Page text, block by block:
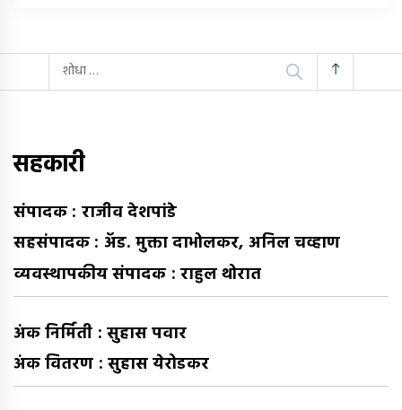
यांचा
शोध
सहकारी
संपादक : राजीव देशपांडे
सहसंपादक : अ‍ॅड. मुक्ता दाभोलकर, अनिल चव्हाण
व्यवस्थापकीय संपादक : राहुल थोरात
अंक निर्मिती : सुहास पवार
अंक वितरण : सुहास येरोडकर